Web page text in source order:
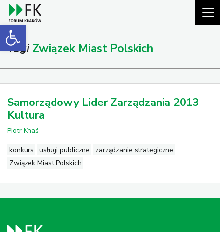
Open toolbar
Tagi Związek Miast Polskich
Samorządowy Lider Zarządzania 2013
Kultura
Piotr Knaś
konkurs usługi publiczne
zarządzanie strategiczne
Związek Miast Polskich